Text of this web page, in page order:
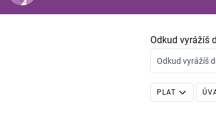
Odkud vyrážíš
Odkud vyrážíš
PLAT